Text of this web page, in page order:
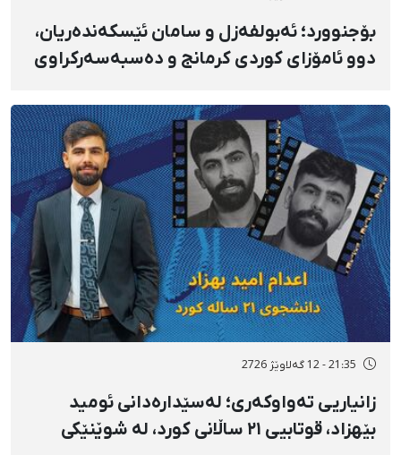
بۆجنوورد؛ ئەبولفەزل و سامان ئێسکەندەریان،
دوو ئامۆزای کوردی کرمانج و دەسبەسەرکراوی
نەختییان بەسەردا سەپێندرا
21:35 - 12 گەلاوێژ 2726
زانیاریی تەواوکەری؛ لەسێدارەدانی ئومید
بێهزاد، قوتابیی ۲۱ ساڵانی کورد، لە شوێنێکی